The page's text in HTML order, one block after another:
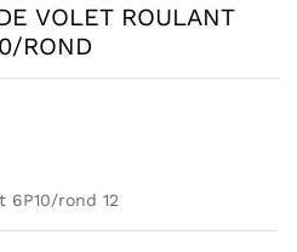
VOLET ROULANT
ROND
6P10/rond 12